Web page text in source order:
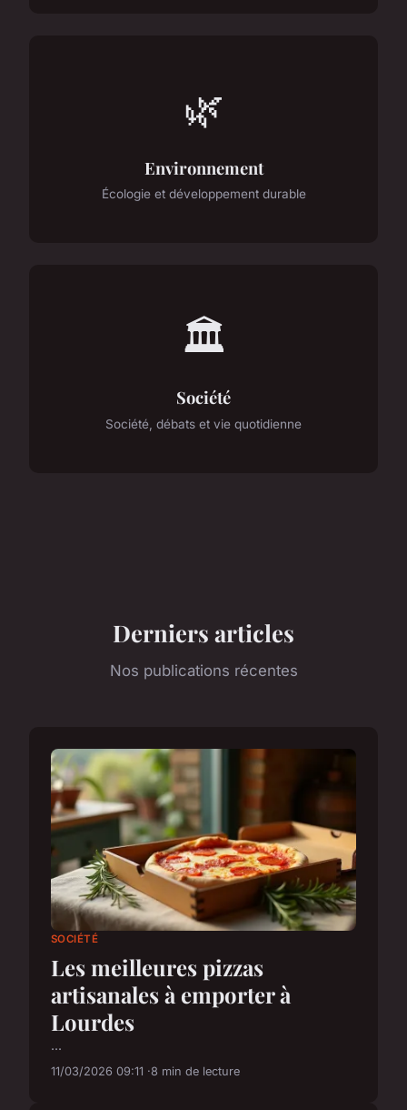
🌿
Environnement
Écologie et développement durable
🏛️
Société
Société, débats et vie quotidienne
Derniers articles
Nos publications récentes
SOCIÉTÉ
Les meilleures pizzas
artisanales à emporter à
Lourdes
...
11/03/2026 09:11 8 min de lecture